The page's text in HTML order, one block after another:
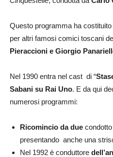
Questo programma ha
per altri famosi comici toscani
Pieraccioni e Giorgio
Nel 1990 entra nel cast di “
Sabani su Rai Uno. E da qui
numerosi programmi:
Ricomincio da due
presentando anche una
Nel 1992 è conduttore